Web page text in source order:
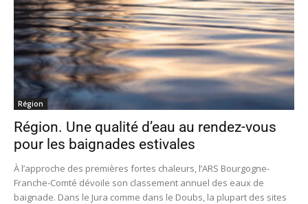
Région
Région. Une qualité d’eau au rendez-vous
pour les baignades estivales
À l’approche des premières fortes chaleurs, l’ARS Bourgogne-
Franche-Comté dévoile son classement annuel des eaux de
baignade. Dans le Jura comme dans le Doubs, la plupart des sites